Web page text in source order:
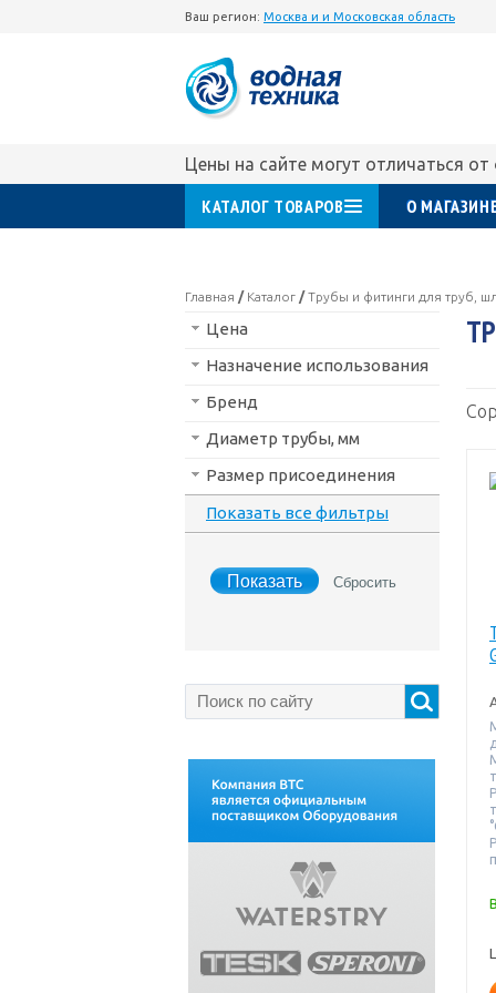
Ваш регион: Москва и и Московская область
Цены на сайте могут отличаться
КАТАЛОГ ТОВАРОВ О
Главная / Каталог /Трубы и фитинги для труб,
Цена
Назначение использования
Бренд
Диаметр трубы, мм
Размер присоединения
Показать все фильтры